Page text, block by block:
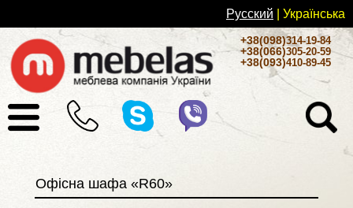
Русский | Українськa
+38(098)314-19-84
+38(066)305-20-59
+38(093)410-89-45
Офісна шафа «R60»